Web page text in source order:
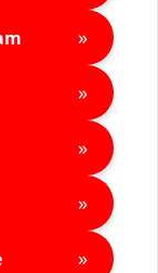
»
»
»
»
»